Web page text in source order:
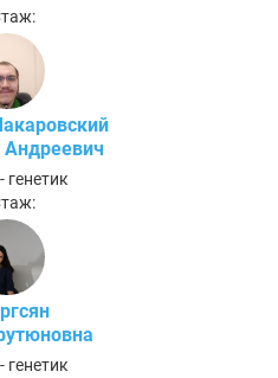
Андреевич
генетик
генетик